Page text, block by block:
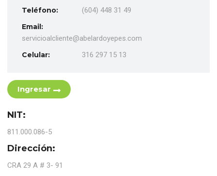
Teléfono:
(604) 448 31 49
Email:
servicioalcliente@abelardoyepes.com
Celular:
316 297 15 13
Ingresar
NIT:
811.000.086-5
Dirección:
CRA 29 A # 3- 91